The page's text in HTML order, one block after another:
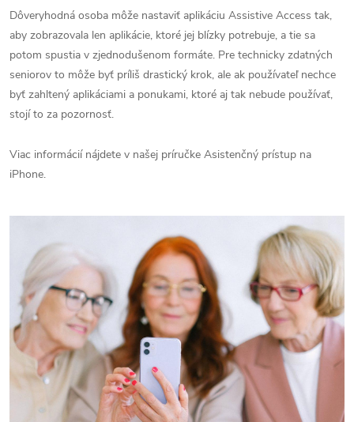
Dôveryhodná osoba môže nastaviť aplikáciu Assistive Access tak,
aby zobrazovala len aplikácie, ktoré jej blízky potrebuje, a tie sa
potom spustia v zjednodušenom formáte. Pre technicky zdatných
seniorov to môže byť príliš drastický krok, ale ak používateľ nechce
byť zahltený aplikáciami a ponukami, ktoré aj tak nebude používať,
stojí to za pozornosť.
Viac informácií nájdete v našej príručke Asistenčný prístup na
iPhone.